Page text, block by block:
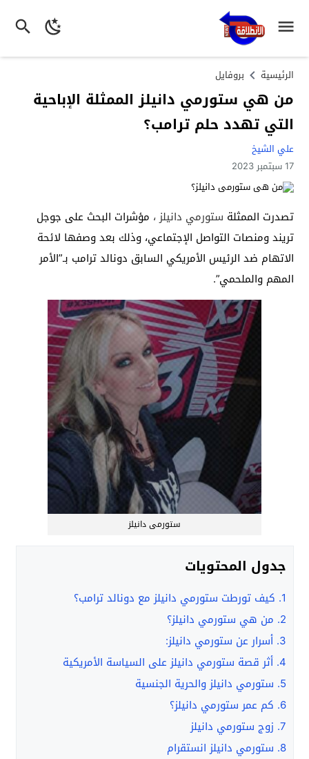
الرئيسية بروفايل
من هي ستورمي دانيلز الممثلة الإباحية
التي تهدد حلم ترامب؟
علي الشيخ
17 سبتمبر 2023
تصدرت الممثلة ستورمي دانيلز، مؤشرات البحث على جوجل
تريند ومنصات التواصل الإجتماعي، وذلك بعد وصفها لائحة
الاتهام ضد الرئيس الأمريكي السابق دونالد ترامب بـ”الأمر
المهم والملحمي”.
ستورمى دانيلز
جدول المحتويات
1. كيف تورطت ستورمي دانيلز مع دونالد ترامب؟
2. من هي ستورمي دانيلز؟
3. أسرار عن ستورمي دانيلز:
4. أثر قصة ستورمي دانيلز على السياسة الأمريكية
5. ستورمي دانيلز والحرية الجنسية
6. كم عمر ستورمي دانيلز؟
7. زوج ستورمي دانيلز
8. ستورمي دانيلز انستقرام